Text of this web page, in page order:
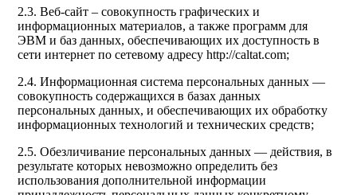
2.3. Веб-сайт – совокупность графических и
информационных материалов, а также программ для
ЭВМ и баз данных, обеспечивающих их доступность в
сети интернет по сетевому адресу http://caltat.com;
2.4. Информационная система персональных данных —
совокупность содержащихся в базах данных
персональных данных, и обеспечивающих их обработку
информационных технологий и технических средств;
2.5. Обезличивание персональных данных — действия, в
результате которых невозможно определить без
использования дополнительной информации